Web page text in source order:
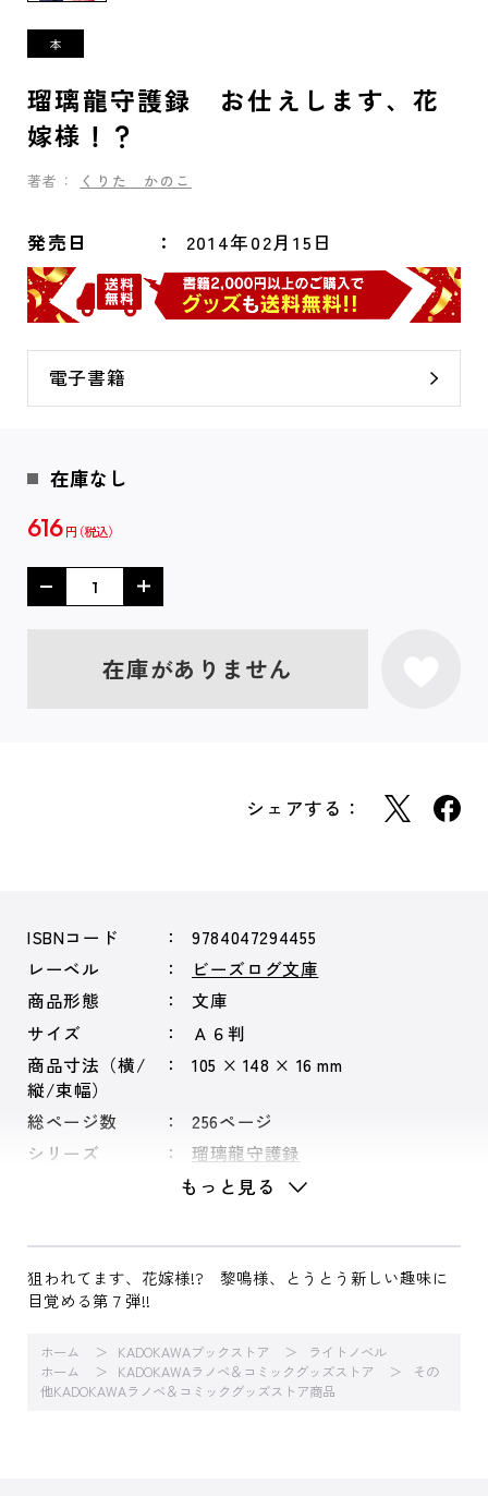
瑠璃龍守護録 お仕えします、花
嫁様！？
著者： くりた かのこ
発売日 2014年02月15日
電子書籍
在庫なし
616 円
在庫がありません
シェアする：
ISBNコード
9784047294455
レーベル
ビーズログ文庫
商品形態
文庫
サイズ
Ａ６判
商品寸法（横/
縦/束幅）
105 × 148 × 16 mm
総ページ数
256ページ
シリーズ
瑠璃龍守護録
もっと見る
狙われてます、花嫁様!? 黎鳴様、とうとう新しい趣味に
目覚める第７弾!!
ホーム KADOKAWAブックストア
ライトノベル
ホーム
KADOKAWAラノベ＆コミックグッズストア
その
他KADOKAWAラノベ＆コミックグッズストア商品